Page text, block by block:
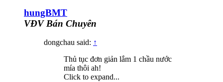
hungBMT
VĐV Bán Chuyên
dongchau said: ↑
Thủ tục đơn giản lắm 1 chầu nước
mía thôi ah!
Click to expand...